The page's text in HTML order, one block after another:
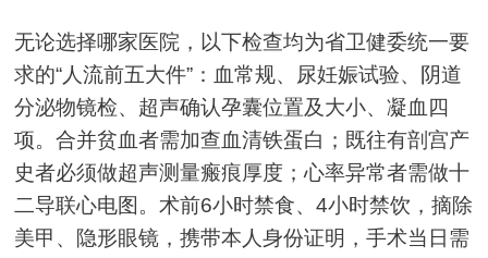
无论选择哪家医院，以下检查均为省卫健委统一要
求的“人流前五大件”：血常规、尿妊娠试验、阴道
分泌物镜检、超声确认孕囊位置及大小、凝血四
项。合并贫血者需加查血清铁蛋白；既往有剖宫产
史者必须做超声测量瘢痕厚度；心率异常者需做十
二导联心电图。术前6小时禁食、4小时禁饮，摘除
美甲、隐形眼镜，携带本人身份证明，手术当日需